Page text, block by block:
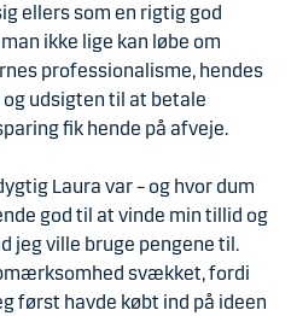
ellers som en rigtig god
ikke lige kan løbe om
professionalisme, hendes
udsigten til at betale
fik hende på afveje.
Laura var – og hvor dum
god til at vinde min tillid og
jeg ville bruge pengene til.
svækket, fordi
først havde købt ind på ideen